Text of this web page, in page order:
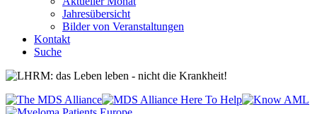
Jahresübersicht
Bilder von Veranstaltungen
Kontakt
Suche